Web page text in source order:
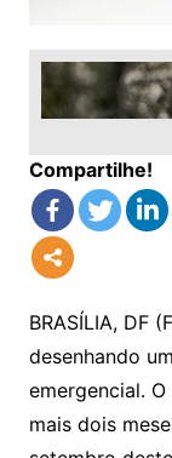
Compartilhe!
BRASÍLIA, DF
desenhando
emergencial.
mais dois